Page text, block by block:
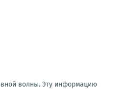
волны. Эту информацию